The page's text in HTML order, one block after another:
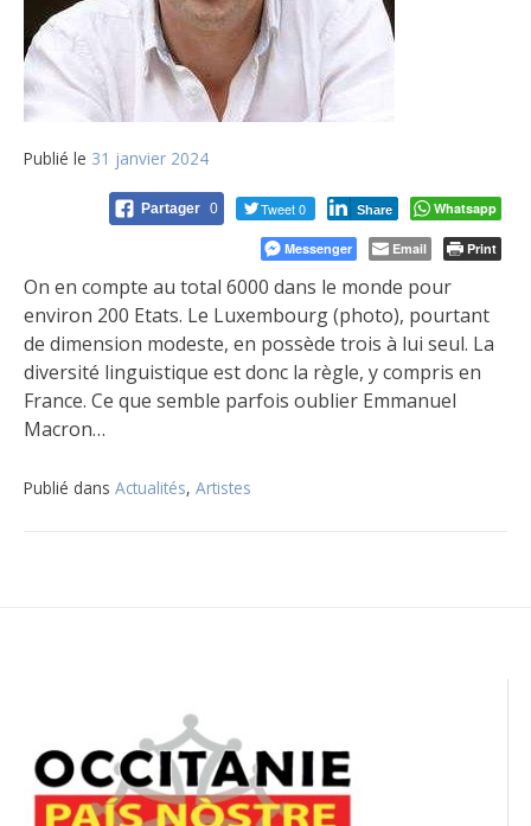
Publié le 31 janvier 2024
Partager 0 Tweet 0 Share Whatsapp
Messenger Email Print
On en compte au total 6000 dans le monde pour
environ 200 Etats. Le Luxembourg (photo), pourtant
de dimension modeste, en possède trois à lui seul. La
diversité linguistique est donc la règle, y compris en
France. Ce que semble parfois oublier Emmanuel
Macron…
Publié dans Actualités, Artistes